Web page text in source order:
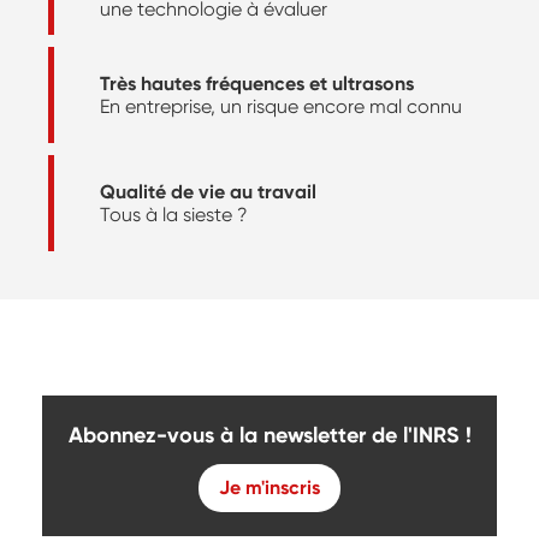
une technologie à évaluer
Très hautes fréquences et ultrasons
En entreprise, un risque encore mal connu
Qualité de vie au travail
Tous à la sieste ?
Abonnez-vous à la newsletter de l'INRS !
Je m'inscris